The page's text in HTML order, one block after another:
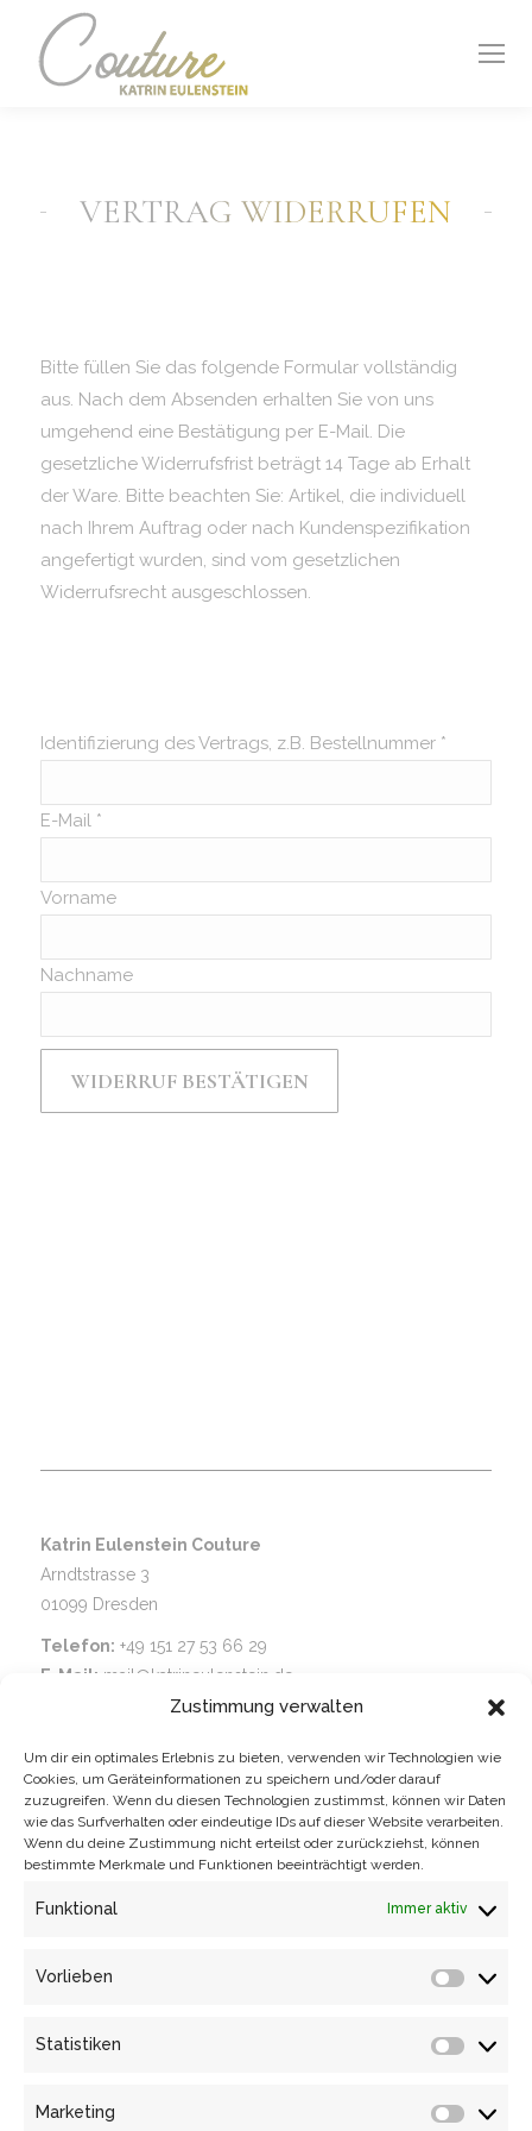
Zustimmung verwalten
Um dir ein optimales Erlebnis zu bieten, verwenden wir Technologien wie
Cookies, um Geräteinformationen zu speichern und/oder darauf
zuzugreifen. Wenn du diesen Technologien zustimmst, können wir Daten
wie das Surfverhalten oder eindeutige IDs auf dieser Website verarbeiten.
Wenn du deine Zustimmung nicht erteilst oder zurückziehst, können
bestimmte Merkmale und Funktionen beeinträchtigt werden.
Funktional Immer aktiv
Vorlieben
Statistiken
Marketing
VERTRAG WIDERRUFEN
Bitte füllen Sie das folgende Formular vollständig
aus. Nach dem Absenden erhalten Sie von uns
umgehend eine Bestätigung per E-Mail. Die
gesetzliche Widerrufsfrist beträgt 14 Tage ab Erhalt
der Ware. Bitte beachten Sie: Artikel, die individuell
nach Ihrem Auftrag oder nach Kundenspezifikation
angefertigt wurden, sind vom gesetzlichen
Widerrufsrecht ausgeschlossen.
Identifizierung des Vertrags, z.B. Bestellnummer *
E-Mail *
E-
(wiederholen)*
Vorname
Nachname
WIDERRUF BESTÄTIGEN
Katrin Eulenstein Couture
Arndtstrasse 3
01099 Dresden
Telefon: +49 151 27 53 66 29
E-Mail: mail@katrineulenstein.de
Modedesignerinfür Abend- und Brautmode, Inspiriert
Dresden
Besuchen Sie michin meinem Dresdner Atelier für eine
Maßanfertigung oder besondere Modelle zum Mitnehmen.
Gemeinsam finden wir Ihr Traumkleid!
Allgemeine Geschäftsbedingungen